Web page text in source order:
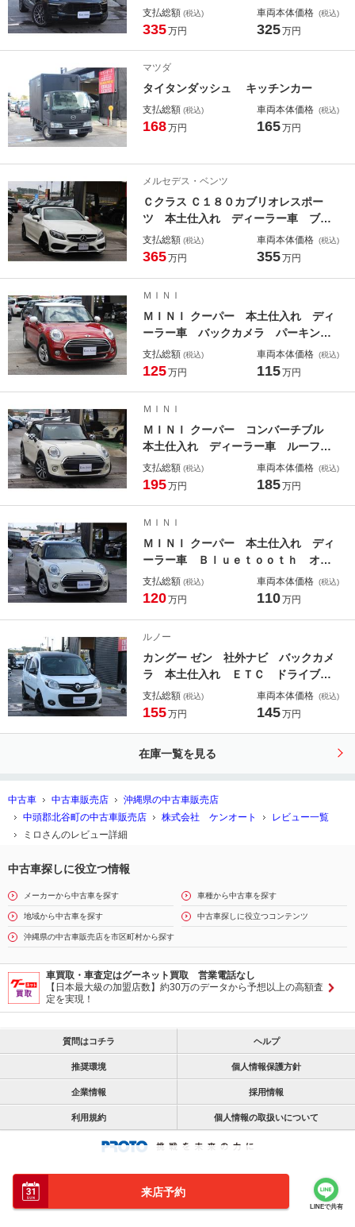
来店予約
LINEで共有
ラコンビシート ＢＯＳＥ バックカ
メラ パーキングセンサー Ｂｌｕｅ
支払総額 (税込)
335万円
車両本体価格 (税込)
325万円
マツダ
タイタンダッシュ キッチンカー
支払総額 (税込)
168万円
車両本体価格 (税込)
165万円
メルセデス・ベンツ
Ｃクラス Ｃ１８０カブリオレスポー
ツ 本土仕入れ ディーラー車 ブラ
ックレザーシート バックカメラ Ｅ
ＴＣ Ｂｌｕｅｔｏｏｔｈ パーキン
トライト
支払総額 (税込)
365万円
車両本体価格 (税込)
355万円
ＭＩＮＩ
ＭＩＮＩ クーパー 本土仕入れ ディ
ーラー車 バックカメラ パーキング
センサー Ｂｌｕｅｔｏｏｔｈ ＥＴ
Ｃ オートライト アンビエントライ
支払総額 (税込)
125万円
車両本体価格 (税込)
115万円
ＭＩＮＩ
ＭＩＮＩ クーパー コンバーチブル
本土仕入れ ディーラー車 ルーフオ
ープン バックカメラ ＥＴＣ Ｂｌ
ｕｅｔｏｏｔｈ パーキングセンサ
支払総額 (税込)
195万円
車両本体価格 (税込)
185万円
ＭＩＮＩ
ＭＩＮＩ クーパー 本土仕入れ ディ
ーラー車 Ｂｌｕｅｔｏｏｔｈ オー
トライト アンビエントライト ＡＵ
Ｘ ＵＳＢ ｍｉｎｉドライビングセ
支払総額 (税込)
120万円
車両本体価格 (税込)
110万円
ルノー
カングー ゼン 社外ナビ バックカメ
ラ 本土仕入れ ＥＴＣ ドライブレ
コーダー フルセグＴＶ ＵＳＢ Ｂ
ｌｕｅｔｏｏｔｈ アルミ
支払総額 (税込)
155万円
車両本体価格 (税込)
145万円
在庫一覧を見る
中古車 中古車販売店
沖縄県の中古車販売店
中頭郡北谷町の中古車販売店
株式会社 ケンオート
レビュー一覧
ミロさんのレビュー詳細
中古車探しに役立つ情報
メーカーから中古車を探す 車種から中古車を探す
地域から中古車を探す 中古車探しに役立つコンテンツ
沖縄県の中古車販売店を市区町村から探す
車買取・車査定はグーネット買取 営業電話なし
【日本最大級の加盟店数】約30万のデータから予想以上の高額査
定を実現！
質問はコチラ ヘルプ
推奨環境 個人情報保護方針
企業情報 採用情報
利用規約 個人情報の取扱いについて